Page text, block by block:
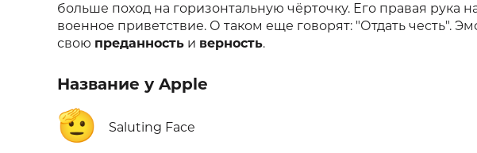
больше поход на горизонтальную чёрточку. Его правая рука
военное приветствие. О таком еще говорят: "Отдать честь".
свою преданность и верность.
Название у Apple
🫡 Saluting Face